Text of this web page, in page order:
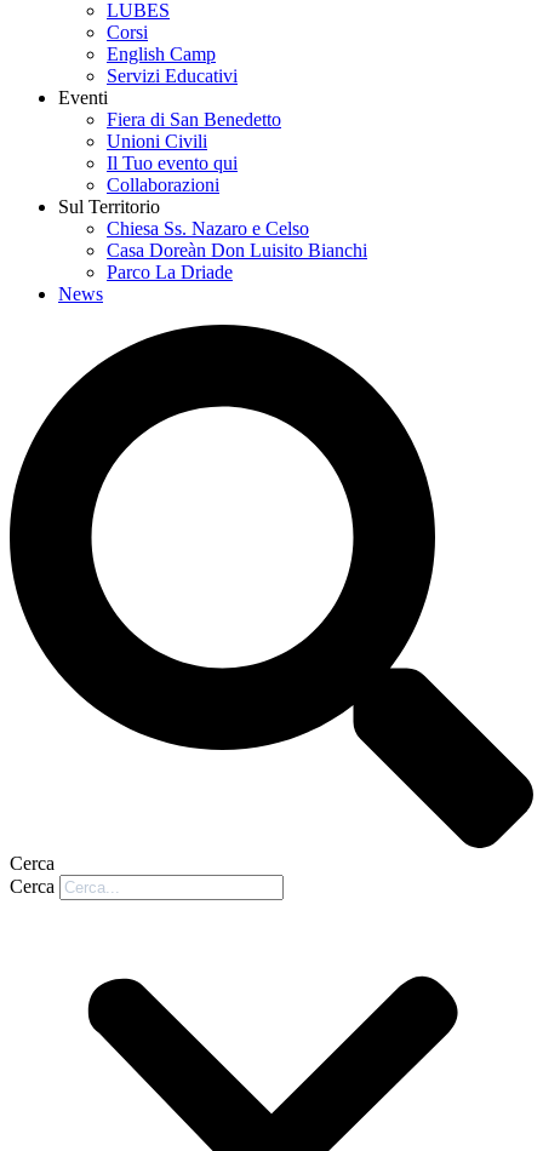
LUBES
Corsi
English Camp
Servizi Educativi
Eventi
Fiera di San Benedetto
Unioni Civili
Il Tuo evento qui
Collaborazioni
Sul Territorio
Chiesa Ss. Nazaro e Celso
Casa Doreàn Don Luisito Bianchi
Parco La Driade
News
Cerca
Cerca